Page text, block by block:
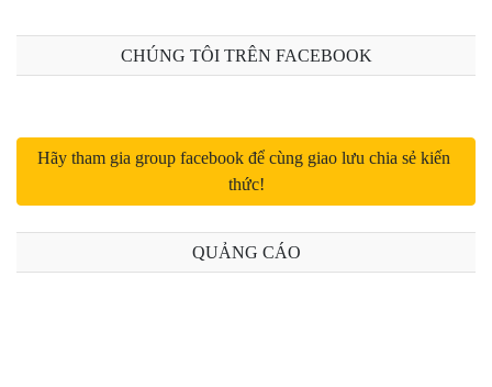
Bài 12: Request trong Laravel 8 (phần 1)
Bài 14: Upload file trong Laravel 8
Bài 15: Response trong Laravel 8
Bài 16: Middleware trong Laravel 8
CHÚNG TÔI TRÊN FACEBOOK
Hãy tham gia group facebook để cùng giao lưu chia sẻ kiến
thức!
QUẢNG CÁO